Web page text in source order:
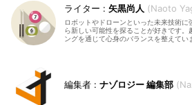
矢黒尚人 Naoto
ロボットやドローンといった未来技術
ら新しい可能性を探ることが好きです。
ングを通じて心身のバランスを整えてい
ナゾロジー 編集部